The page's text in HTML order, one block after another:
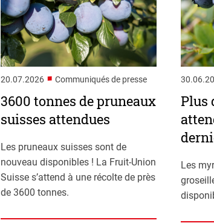
20.07.2026 ■ Communiqués de presse
3600 tonnes de pruneaux
suisses attendues
Les pruneaux suisses sont de
nouveau disponibles ! La Fruit-Union
Suisse s’attend à une récolte de près
de 3600 tonnes.
Plus
Les